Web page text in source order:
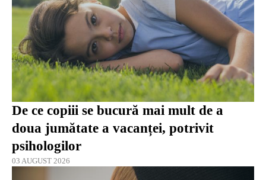
De ce copiii se bucură mai mult de a
doua jumătate a vacanței, potrivit
psihologilor
03 AUGUST 2026